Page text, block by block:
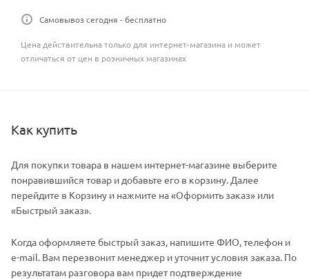
Самовывоз сегодня - бесплатно
Цена действительна только для интернет-магазина и может
отличаться от цен в розничных магазинах
Как купить
Для покупки товара в нашем интернет-магазине выберите
понравившийся товар и добавьте его в корзину. Далее
перейдите в Корзину и нажмите на «Оформить заказ» или
«Быстрый заказ».
Когда оформляете быстрый заказ, напишите ФИО, телефон и
e-mail. Вам перезвонит менеджер и уточнит условия заказа. По
результатам разговора вам придет подтверждение